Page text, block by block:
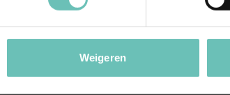
Weigeren
De kwestie werd
ondernemingen van